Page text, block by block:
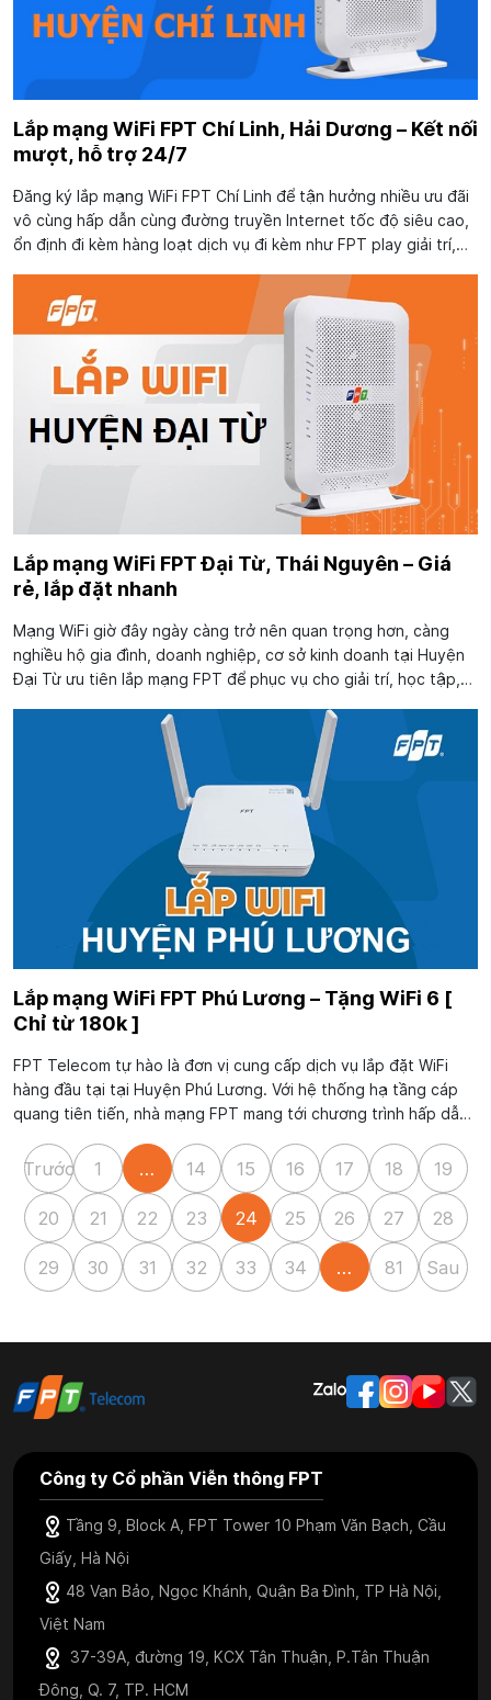
Lắp mạng WiFi FPT Chí Linh, Hải Dương – Kết nối
mượt, hỗ trợ 24/7
Đăng ký lắp mạng WiFi FPT Chí Linh để tận hưởng nhiều ưu đãi
vô cùng hấp dẫn cùng đường truyền Internet tốc độ siêu cao,
ổn định đi kèm hàng loạt dịch vụ đi kèm như FPT play giải trí,
trang bị...
Lắp mạng WiFi FPT Đại Từ, Thái Nguyên – Giá
rẻ, lắp đặt nhanh
Mạng WiFi giờ đây ngày càng trở nên quan trọng hơn, càng
nghiều hộ gia đình, doanh nghiệp, cơ sở kinh doanh tại Huyện
Đại Từ ưu tiên lắp mạng FPT để phục vụ cho giải trí, học tập,
quan tâm đến việc...
Lắp mạng WiFi FPT Phú Lương – Tặng WiFi 6 [
Chỉ từ 180k ]
FPT Telecom tự hào là đơn vị cung cấp dịch vụ lắp đặt WiFi
hàng đầu tại tại Huyện Phú Lương. Với hệ thống hạ tầng cáp
quang tiên tiến, nhà mạng FPT mang tới chương trình hấp dẫn
cao, đáp ứng tốt...
Trước 1 … 14 15 16 17 18 19
20 21 22 23 24 25 26 27 28
29 30 31 32 33 34 … 81 Sau
Công ty Cổ phần Viễn thông FPT
Tầng 9, Block A, FPT Tower 10 Phạm Văn Bạch, Cầu
Giấy, Hà Nội
48 Vạn Bảo, Ngọc Khánh, Quận Ba Đình, TP Hà Nội,
Việt Nam
37-39A, đường 19, KCX Tân Thuận, P.Tân Thuận
Đông, Q. 7, TP. HCM